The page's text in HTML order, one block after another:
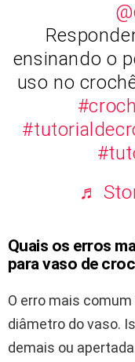
ensinando o
uso no
♬
Quais os erros
para vaso de
O erro mais
diâmetro do vaso.
demais ou